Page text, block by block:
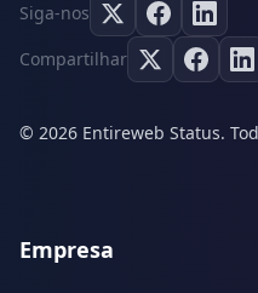
Siga-nos
Compartilhar
© 2026 Entireweb Status.
Empresa